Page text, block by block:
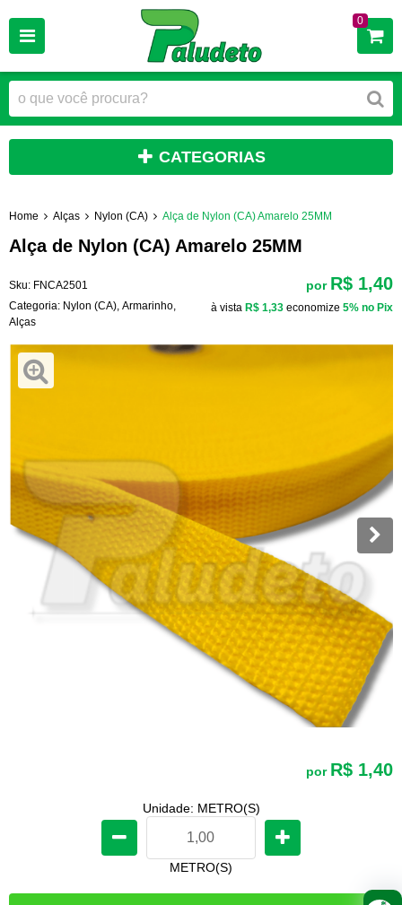
0
CATEGORIAS
Home Alças Nylon (CA) Alça de Nylon (CA) Amarelo 25MM
Alça de Nylon (CA) Amarelo 25MM
Sku: FNCA2501
Categoria: Nylon (CA) Armarinho
Alças
por R$ 1,40
à vista R$ 1,33 economize 5% no Pix
por R$ 1,40
Unidade: METRO(S)
METRO(S)